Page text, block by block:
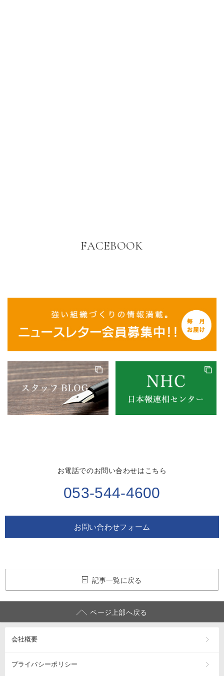
FACEBOOK
お電話でのお問い合わせはこちら
053-544-4600
お問い合わせフォーム
記事一覧に戻る
ページ上部へ戻る
会社概要
プライバシーポリシー